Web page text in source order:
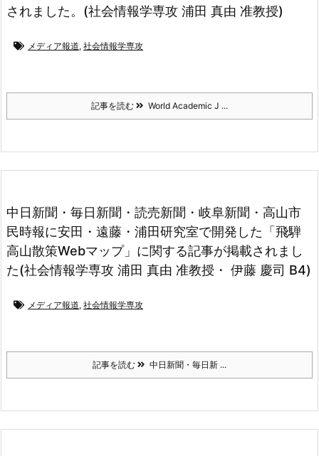
されました。(社会情報学専攻 浦田 真由 准教授)
メディア報道, 社会情報学専攻
記事を読む World Academic J ...
中日新聞・毎日新聞・読売新聞・岐阜新聞・高山市
民時報に安田・遠藤・浦田研究室で開発した「飛騨
高山散策Webマップ」に関する記事が掲載されまし
た(社会情報学専攻 浦田 真由 准教授・ 伊藤 慶司 B4)
メディア報道, 社会情報学専攻
記事を読む 中日新聞・毎日新 ...